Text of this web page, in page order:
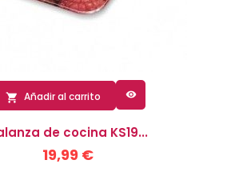
 Añadir al carrito 
de cocina KS19...
19,99 €